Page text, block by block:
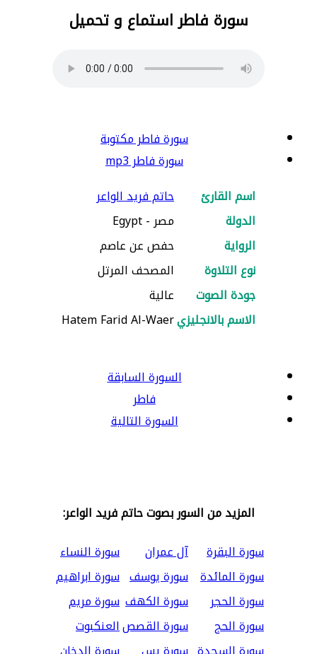
سورة فاطر استماع و تحميل
سورة فاطر مكتوبة
سورة فاطر mp3
اسم القارئ
حاتم فريد الواعر
الدولة
مصر - Egypt
الرواية
حفص عن عاصم
نوع التلاوة
المصحف المرتل
جودة الصوت
عالية
الاسم بالانجليزيHatem Farid Al-Waer
السورة السابقة
فاطر
السورة التالية
المزيد من السور بصوت حاتم فريد الواعر:
سورة البقرة
آل عمران
سورة النساء
سورة المائدة سورة يوسف سورة ابراهيم
سورة الحجر
سورة الكهف سورة مريم
سورة الحج
سورة القصصالعنكبوت